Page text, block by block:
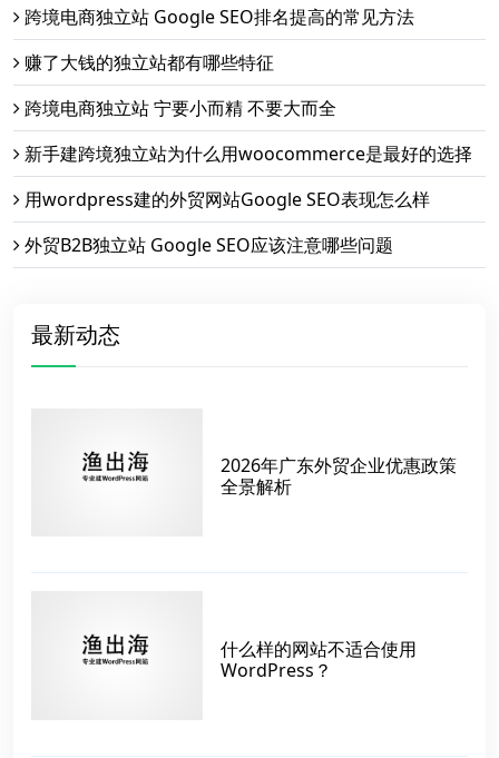
跨境电商独立站 Google SEO排名提高的常见方法
赚了大钱的独立站都有哪些特征
跨境电商独立站 宁要小而精 不要大而全
新手建跨境独立站为什么用woocommerce是最好的选择
用wordpress建的外贸网站Google SEO表现怎么样
外贸B2B独立站 Google SEO应该注意哪些问题
最新动态
2026年广东外贸企业优惠政策
全景解析
什么样的网站不适合使用
WordPress？